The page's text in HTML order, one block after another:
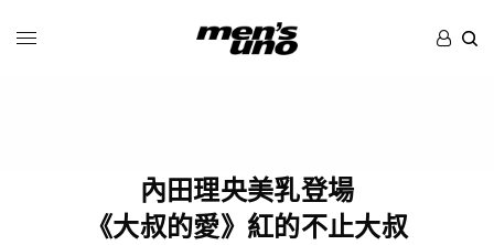
內田理央美乳登場
《大叔的愛》紅的不止大叔